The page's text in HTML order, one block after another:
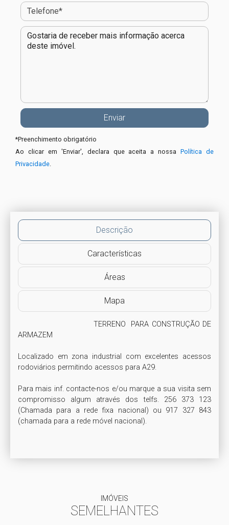
*Preenchimento obrigatório
Ao clicar em 'Enviar', declara que aceita a nossaPolítica de
Privacidade
Descrição
Características
Áreas
Mapa
ARMAZEM
Localizado em zona industrial com excelentes acessos
rodoviários permitindo acessos para A29.
Para mais inf. contacte-nos e/ou marque a sua visita sem
compromisso algum através dos telfs. 256 373 123
(Chamada para a rede fixa nacional) ou 917 327 843
(chamada para a rede móvel nacional).
IMÓVEIS
SEMELHANTES